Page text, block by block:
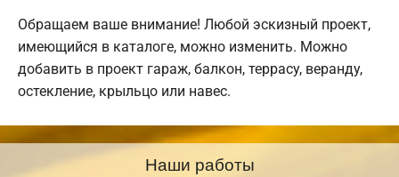
Обращаем ваше внимание! Любой эскизный проект,
имеющийся в каталоге, можно изменить. Можно
добавить в проект гараж, балкон, террасу, веранду,
остекление, крыльцо или навес.
Наши работы